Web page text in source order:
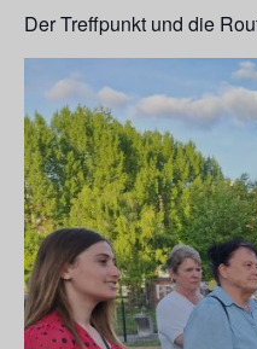
Der Treffpunkt und die